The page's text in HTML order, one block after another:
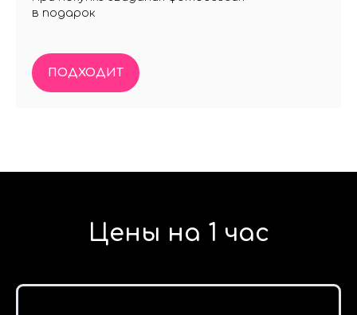
в подарок
ПОДХОДИТ
Цены на 1 час